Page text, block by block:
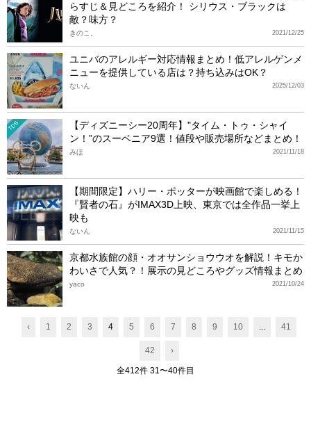
らすじ＆見どころを紹介！ シリウス・ブラックは
敵？味方？
2021/12/25
きのこ。
ユニバのアレルギー対応情報まとめ！低アレルゲンメ
ニューを提供している店は？持ち込みはOK？
2025/12/03
ないん
TDS
【ディズニーシー20周年】"タイム・トゥ・シャイ
ン！”のスーベニア9選！値段や販売場所などまとめ！
2021/11/18
みほ
【期間限定】ハリー・ポッターが映画館で楽しめる！
『賢者の石』がIMAX3D上映、東京では全作品一挙上
映も
2021/11/15
ないん
京都水族館の顔・オオサンショウウオを解説！キモか
わいさで人気？！展示の見どころやグッズ情報まとめ
2021/10/24
yaco
‹ 1 2 3 4 5 6 7 8 9 10 ... 41
42 ›
全412件 31〜40件目